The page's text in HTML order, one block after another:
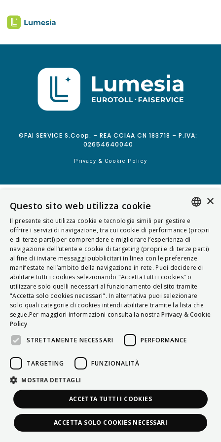
©FAI SERVICE S.Coop. – REA CCIAA CN 183718 – P.IVA:
02654640040
Privacy & Cookie Policy
ITALIAN
ENGLISH
FRENCH
HUNGARIAN
DEUTSCH
POLSKI
PORTUGUÊS
×
Questo sito web utilizza cookie
Il presente sito utilizza cookie e tecnologie simili per gestire e
offrire i servizi di navigazione, tra cui cookie di performance (propri
e di terze parti) per comprendere e migliorare l’esperienza di
navigazione dell’utente e cookie di targeting (propri e di terze parti)
al fine di inviare messaggi pubblicitari in linea con le preferenze
manifestate nell’ambito della navigazione in rete. Puoi decidere di
abilitare tutti i cookies selezionando "Accetta tutti i cookies" o
utilizzare solo quelli necessari al funzionamento del sito tramite
"Accetta solo cookies necessari". In alternativa puoi selezionare
solo quali categorie di cookies intendi abilitare tramite la lista che
segue.Per maggiori informazioni consulta la nostra Privacy & Cookie
Policy
STRETTAMENTE NECESSARI
PERFORMANCE
TARGETING FUNZIONALITÀ
MOSTRA DETTAGLI
ACCETTA TUTTI I COOKIES
ACCETTA SOLO COOKIES NECESSARI